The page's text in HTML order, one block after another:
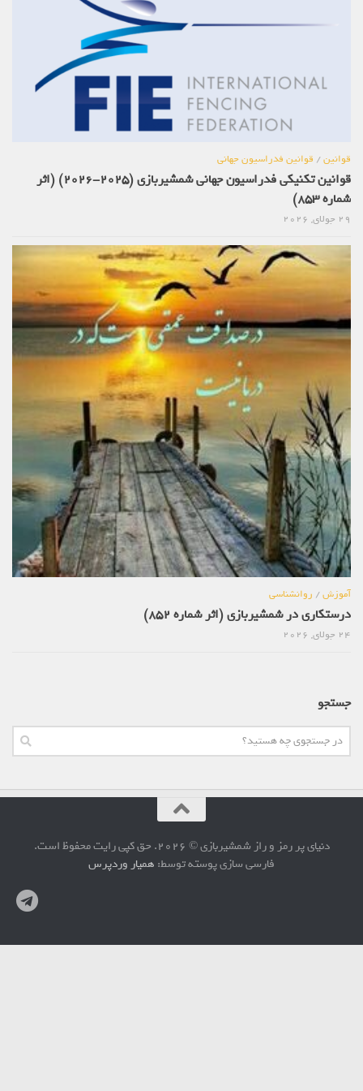
قوانین/قوانین فدراسیون جهانی
قوانین تکنیکی فدراسیون جهانی شمشیربازی (2025-2026) (اثر
شماره 853)
آموزش/روانشناسی
درستکاری در شمشیربازی (اثر شماره 852)
جستجو
دنیای پر رمز و راز شمشیربازی © 2026. حق کپی رایت محفوظ است.
فارسی سازی پوسته توسط:همیار وردپرس